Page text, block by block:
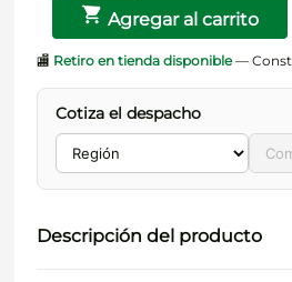
Agregar al carrito
🏬 Retiro en tienda disponible—
Cotiza el despacho
Descripción del producto